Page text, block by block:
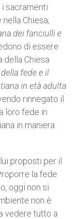
sacramenti
Chiesa;
dei fanciulli e
di essere
della Chiesa
fede e il
in età adulta
rinnegato il
loro fede in
in maniera
proposti per il
la fede
oggi non si
non è
vedere tutto a